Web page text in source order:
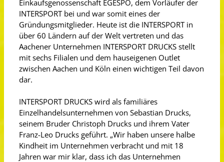
Einkaufsgenossenschaft EGESPO, dem Vorläufer der
INTERSPORT bei und war somit eines der
Gründungsmitglieder. Heute ist die INTERSPORT in
über 60 Ländern auf der Welt vertreten und das
Aachener Unternehmen INTERSPORT DRUCKS stellt
mit sechs Filialen und dem hauseigenen Outlet
zwischen Aachen und Köln einen wichtigen Teil davon
dar.
INTERSPORT DRUCKS wird als familiäres
Einzelhandelsunternehmen von Sebastian Drucks,
seinem Bruder Christoph Drucks und ihrem Vater
Franz-Leo Drucks geführt. „Wir haben unsere halbe
Kindheit im Unternehmen verbracht und mit 18
Jahren war mir klar, dass ich das Unternehmen